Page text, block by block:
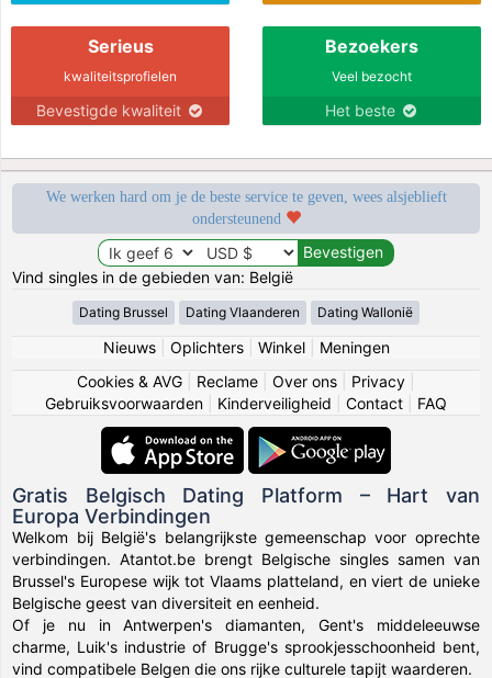
Serieus
kwaliteitsprofielen
Bevestigde kwaliteit
Bezoekers
Veel bezocht
Het beste
We werken hard om je de beste service te geven, wees alsjeblieft
ondersteunend
Vind singles in de gebieden van: België
Dating Brussel Dating Vlaanderen Dating Wallonië
Nieuws| Oplichters| Winkel| Meningen
Cookies & AVG
Reclame Over ons Privacy
Gebruiksvoorwaarden
Kinderveiligheid Contact FAQ
Gratis Belgisch Dating Platform – Hart van
Europa Verbindingen
Welkom bij België's belangrijkste gemeenschap voor oprechte
verbindingen. Atantot.be brengt Belgische singles samen van
Brussel's Europese wijk tot Vlaams platteland, en viert de unieke
Belgische geest van diversiteit en eenheid.
Of je nu in Antwerpen's diamanten, Gent's middeleeuwse
charme, Luik's industrie of Brugge's sprookjesschoonheid bent,
vind compatibele Belgen die ons rijke culturele tapijt waarderen.